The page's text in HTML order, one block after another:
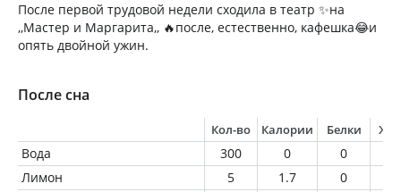
После первой трудовой недели сходила в театр ✨на
,,Мастер и Маргарита,, 🔥после, естественно, кафешка😂и
опять двойной ужин.
После сна
Кол-во Калории Белки
Вода 300 0 0
Лимон
5 1.7 0